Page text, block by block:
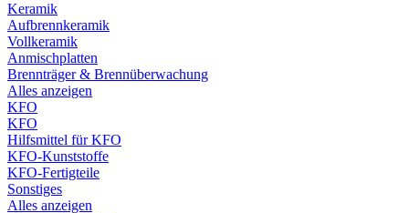
Keramik
Aufbrennkeramik
Vollkeramik
Anmischplatten
Brennträger & Brennüberwachung
Alles anzeigen
KFO
KFO
Hilfsmittel für KFO
KFO-Kunststoffe
KFO-Fertigteile
Sonstiges
Alles anzeigen